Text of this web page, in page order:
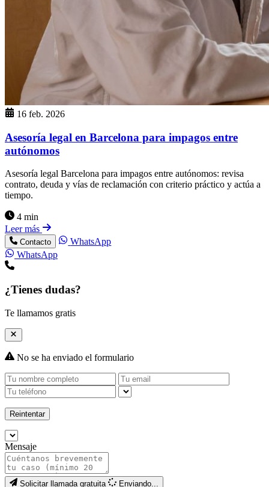
16 feb. 2026
Asesoría legal en Barcelona para impagos entre
autónomos
Asesoría legal Barcelona para impagos entre autónomos: revisa
contrato, deuda y vías de reclamación con criterio práctico y actúa a
tiempo.
4 min
Leer más
Contacto
WhatsApp
WhatsApp
¿Tienes dudas?
Te llamamos gratis
No se ha enviado el formulario
Reintentar
Mensaje
Solicitar llamada gratuita Enviando...